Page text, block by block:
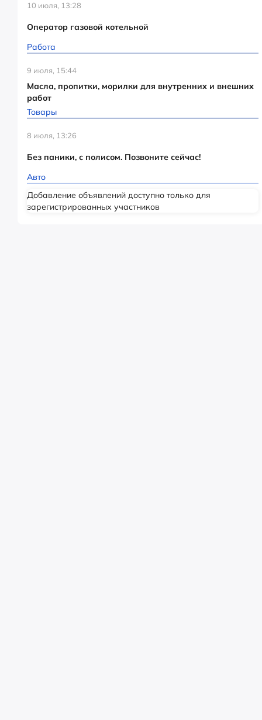
10 июля, 13:28
Оператор газовой котельной
Работа
9 июля, 15:44
Масла, пропитки, морилки для внутренних и внешних
работ
Товары
8 июля, 13:26
Без паники, с полисом. Позвоните сейчас!
Авто
Добавление объявлений доступно только для
зарегистрированных участников